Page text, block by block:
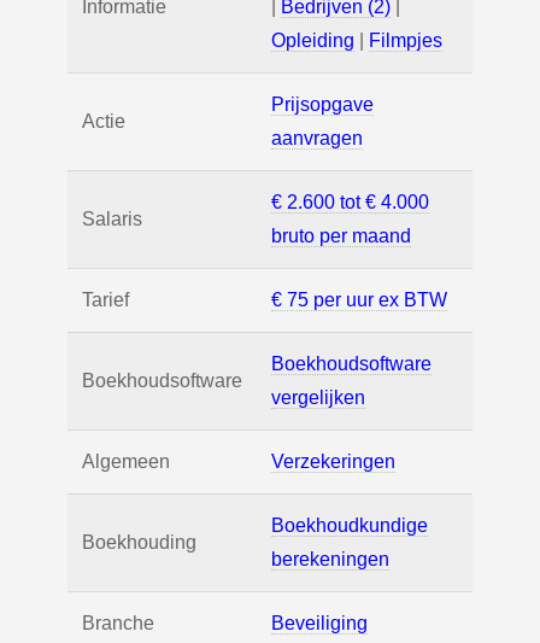
Informatie Bedrijven (2)
Opleiding
Filmpjes
Actie
Prijsopgave
aanvragen
Salaris
€ 2.600 tot € 4.000
bruto per maand
Tarief € 75 per uur ex BTW
Boekhoudsoftware
Boekhoudsoftware
vergelijken
Algemeen Verzekeringen
Boekhouding
Boekhoudkundige
berekeningen
Branche Beveiliging